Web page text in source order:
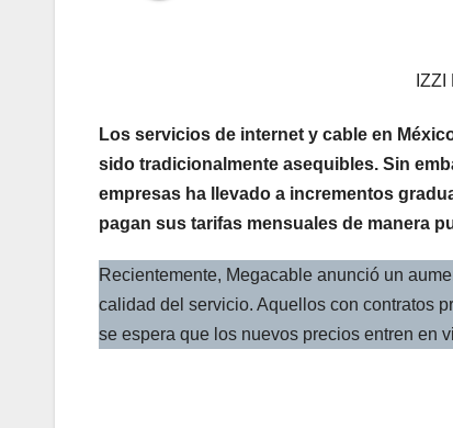
Los servicios de internet y cable en
sido tradicionalmente asequibles. Sin
empresas ha llevado a incrementos
pagan sus tarifas mensuales de manera
Recientemente, Megacable anunció un
calidad del servicio. Aquellos con contratos
se espera que los nuevos precios entren en